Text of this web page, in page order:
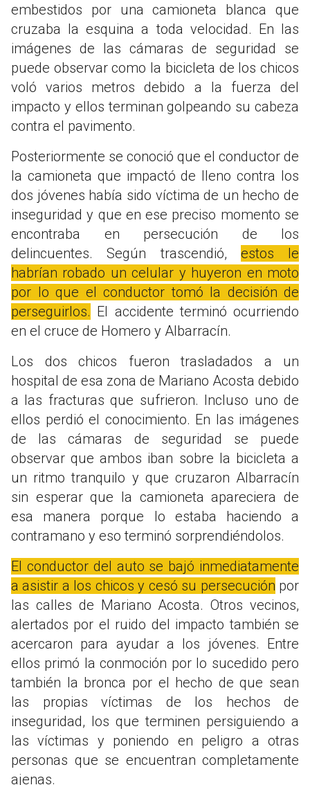
embestidos por una camioneta blanca que
cruzaba la esquina a toda velocidad. En las
imágenes de las cámaras de seguridad se
puede observar como la bicicleta de los chicos
voló varios metros debido a la fuerza del
impacto y ellos terminan golpeando su cabeza
contra el pavimento.
Posteriormente se conoció que el conductor de
la camioneta que impactó de lleno contra los
dos jóvenes había sido víctima de un hecho de
inseguridad y que en ese preciso momento se
encontraba en persecución de los
delincuentes. Según trascendió, estos le
habrían robado un celular y huyeron en moto
por lo que el conductor tomó la decisión de
perseguirlos. El accidente terminó ocurriendo
en el cruce de Homero y Albarracín.
Los dos chicos fueron trasladados a un
hospital de esa zona de Mariano Acosta debido
a las fracturas que sufrieron. Incluso uno de
ellos perdió el conocimiento. En las imágenes
de las cámaras de seguridad se puede
observar que ambos iban sobre la bicicleta a
un ritmo tranquilo y que cruzaron Albarracín
sin esperar que la camioneta apareciera de
esa manera porque lo estaba haciendo a
contramano y eso terminó sorprendiéndolos.
El conductor del auto se bajó inmediatamente
a asistir a los chicos y cesó su persecución por
las calles de Mariano Acosta. Otros vecinos,
alertados por el ruido del impacto también se
acercaron para ayudar a los jóvenes. Entre
ellos primó la conmoción por lo sucedido pero
también la bronca por el hecho de que sean
las propias víctimas de los hechos de
inseguridad, los que terminen persiguiendo a
las víctimas y poniendo en peligro a otras
personas que se encuentran completamente
ajenas.